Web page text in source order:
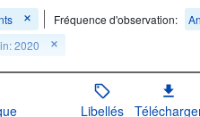
Fréquence d'observation:
2020
Libellés